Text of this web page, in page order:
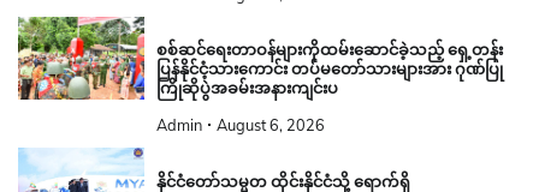
စစ်ဆင်ရေးတာဝန်များကိုထမ်းဆောင်ခဲ့သည့် ရှေ့တန်း
ပြန်နိုင်ငံ့သားကောင်း တပ်မတော်သားများအား ဂုဏ်ပြု
ကြိုဆိုပွဲအခမ်းအနားကျင်းပ
Admin August 6, 2026
နိုင်ငံတော်သမ္မတ ထိုင်းနိုင်ငံသို့ ရောက်ရှိ